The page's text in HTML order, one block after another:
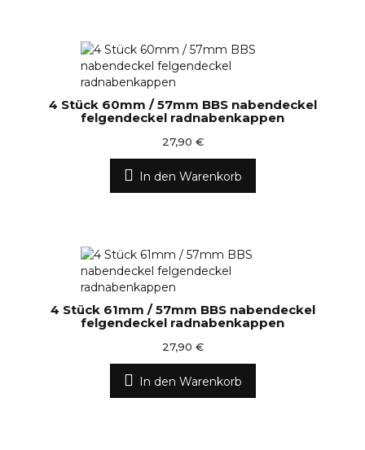
4 Stück 60mm / 57mm BBS nabendeckel
felgendeckel radnabenkappen
27,90 €
In den Warenkorb
4 Stück 61mm / 57mm BBS nabendeckel
felgendeckel radnabenkappen
27,90 €
In den Warenkorb